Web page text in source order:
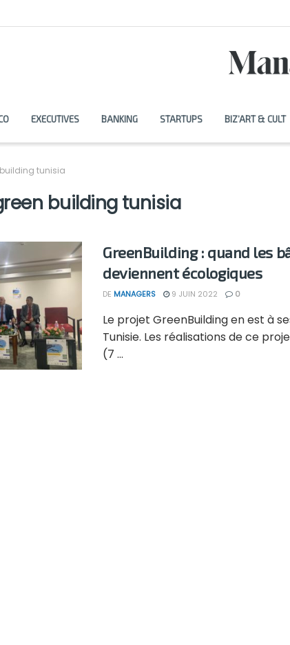
EXECUTIVES BANKING STARTUPS BIZ’ART & CULT
tunisia
building tunisia
GreenBuilding : quand les
deviennent écologiques
DE MANAGERS 9 JUIN 2022 0
Le projet GreenBuilding en est à
Tunisie. Les réalisations de ce
(7 ...